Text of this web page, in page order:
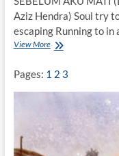
E
L
A
K
A
G
Aziz Hendra) Soul try
escaping Running to in
View MoreS
B
E
L
A
K
Pages: 1 2 3